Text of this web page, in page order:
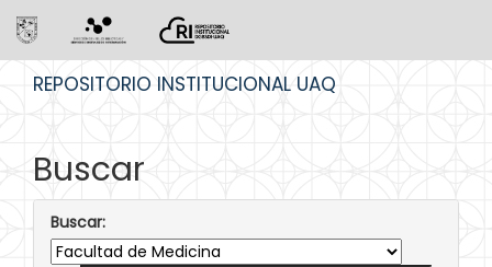
REPOSITORIO INSTITUCIONAL UAQ
Buscar
Buscar: